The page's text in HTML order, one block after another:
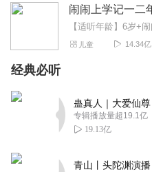
儿童 14.34亿
经典必听
专辑播放量超19.1亿
19.13亿